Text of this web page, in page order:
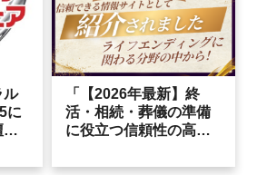
できる内容を聞けるの
は今回だけ！
ル
に
＆
「【2026年最新】終
活・相続・葬儀の準備
に役立つ信頼性の高い
報サイト＆支援サービ